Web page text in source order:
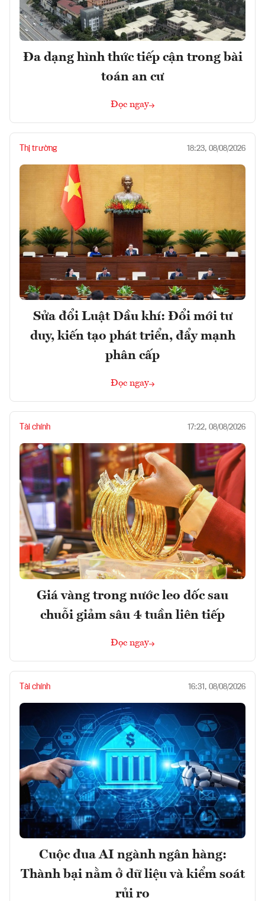
Đa dạng hình thức tiếp cận trong bài
toán an cư
Đọc ngay
Thị trường 18:23, 08/08/2026
Sửa đổi Luật Dầu khí: Đổi mới tư
duy, kiến tạo phát triển, đẩy mạnh
phân cấp
Đọc ngay
Tài chính 17:22, 08/08/2026
Giá vàng trong nước leo dốc sau
chuỗi giảm sâu 4 tuần liên tiếp
Đọc ngay
Tài chính 16:31, 08/08/2026
Cuộc đua AI ngành ngân hàng:
Thành bại nằm ở dữ liệu và kiểm soát
rủi ro